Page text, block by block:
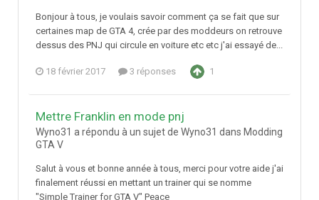
Bonjour à tous, je voulais savoir comment ça se fait que sur
certaines map de GTA 4, crée par des moddeurs on retrouve
dessus des PNJ qui circule en voiture etc etc j'ai essayé de...
18 février 2017 3 réponses 1
Mettre Franklin en mode pnj
Wyno31 a répondu à un sujet de Wyno31 dans Modding
GTA V
Salut à vous et bonne année à tous, merci pour votre aide j'ai
finalement réussi en mettant un trainer qui se nomme
"Simple Trainer for GTA V" Peace